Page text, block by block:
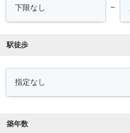
～
駅徒歩
築年数